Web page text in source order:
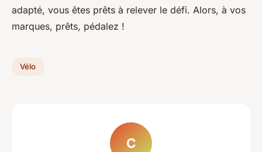
adapté, vous êtes prêts à relever le défi. Alors, à vos
marques, prêts, pédalez !
Vélo
C